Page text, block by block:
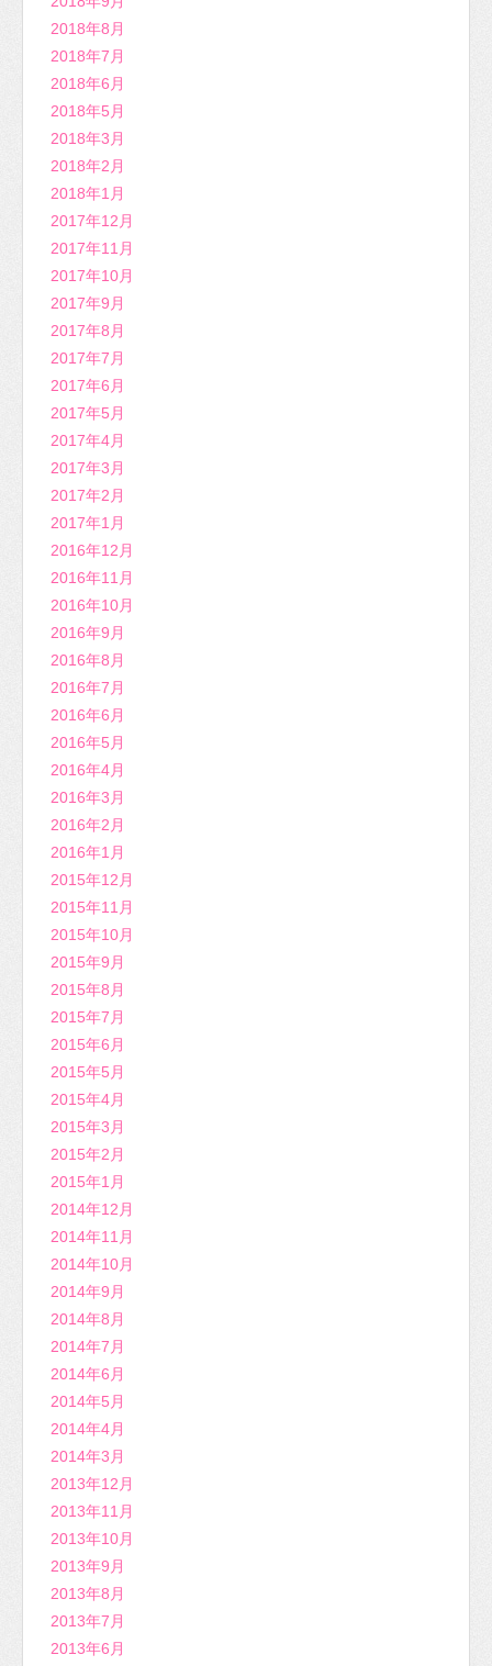
2018年8月
2018年7月
2018年6月
2018年5月
2018年3月
2018年2月
2018年1月
2017年12月
2017年11月
2017年10月
2017年9月
2017年8月
2017年7月
2017年6月
2017年5月
2017年4月
2017年3月
2017年2月
2017年1月
2016年12月
2016年11月
2016年10月
2016年9月
2016年8月
2016年7月
2016年6月
2016年5月
2016年4月
2016年3月
2016年2月
2016年1月
2015年12月
2015年11月
2015年10月
2015年9月
2015年8月
2015年7月
2015年6月
2015年5月
2015年4月
2015年3月
2015年2月
2015年1月
2014年12月
2014年11月
2014年10月
2014年9月
2014年8月
2014年7月
2014年6月
2014年5月
2014年4月
2014年3月
2013年12月
2013年11月
2013年10月
2013年9月
2013年8月
2013年7月
2013年6月